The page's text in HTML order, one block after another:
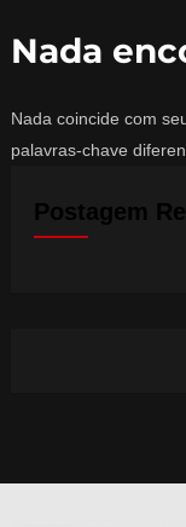
Nada
Nada coincide com
palavras-chave
Postagem